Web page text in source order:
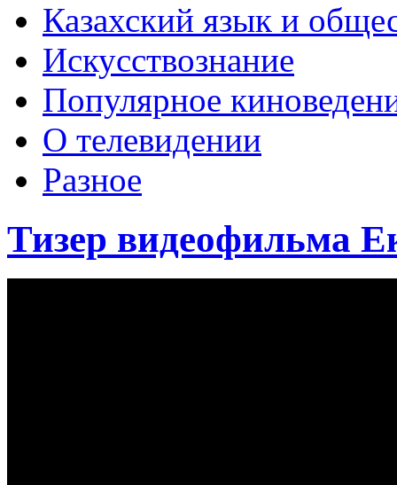
Казахский язык и
Искусствознание
Популярное
О телевидении
Разное
Тизер видеофильма